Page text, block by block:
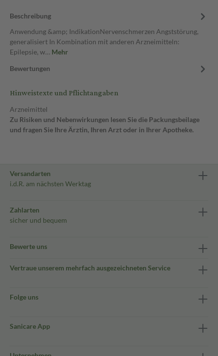
Beschreibung
Anwendung &amp; IndikationNervenschmerzen Angststörung,
generalisiert In Kombination mit anderen Arzneimitteln:
Epilepsie, w… Mehr
Bewertungen
Hinweistexte und Pflichtangaben
Arzneimittel
Zu Risiken und Nebenwirkungen lesen Sie die Packungsbeilage
und fragen Sie Ihre Ärztin, Ihren Arzt oder in Ihrer Apotheke.
Versandarten
i.d.R. am nächsten Werktag
Zahlarten
sicher und bequem
Bewerte uns
Vertraue unserem mehrfach ausgezeichneten Service
Folge uns
Sanicare App